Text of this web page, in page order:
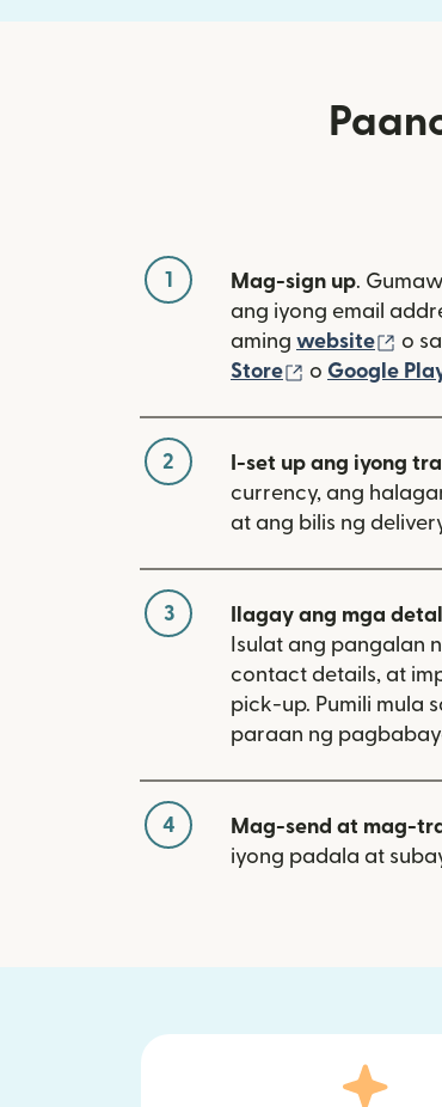
1 Mag-sign up.
ang iyong email
aming website o
Store
(bubukas sa
o Google
2 I-set up ang iyong
currency, ang
at ang bilis ng
3
Ilagay ang mga
Isulat ang pangalan
contact details, at
pick-up. Pumili mula
paraan ng
4 Mag-send at mag-
iyong padala at